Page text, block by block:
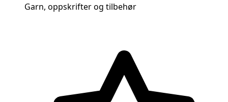
Garn, oppskrifter og tilbehør